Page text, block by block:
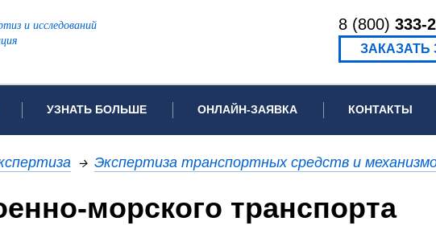
и исследований
8 (800) 333-
ЗАКАЗАТЬ
Автотехническая экспертиза
УЗНАТЬ БОЛЬШЕ
Примеры выполненных экспертиз
Частые вопросы
Законодательная база
ОНЛАЙН-ЗАЯВКА
Заявка на информационное письмо для
Заявка на проведение рецензии
Задать вопрос
КОНТАКТЫ
→ Экспертиза транспортных средств и
морского транспорта